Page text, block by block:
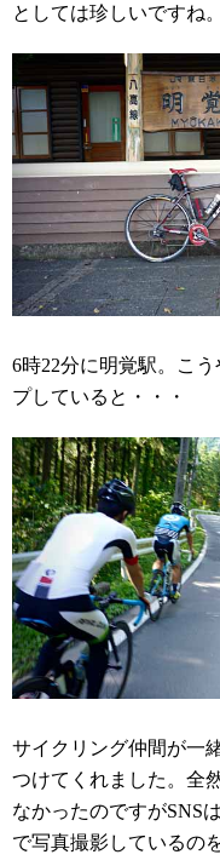
としては珍しいですね。
6時22分に明覚駅。こ
プしていると・・・
サイクリング仲間が一
つけてくれました。全
なかったのですがSNS
で写真撮影しているの